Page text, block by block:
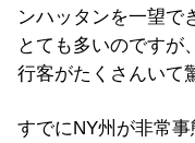
ンハッタンを一望で
とても多いのですが
行客がたくさんいて
すでにNY州が非常